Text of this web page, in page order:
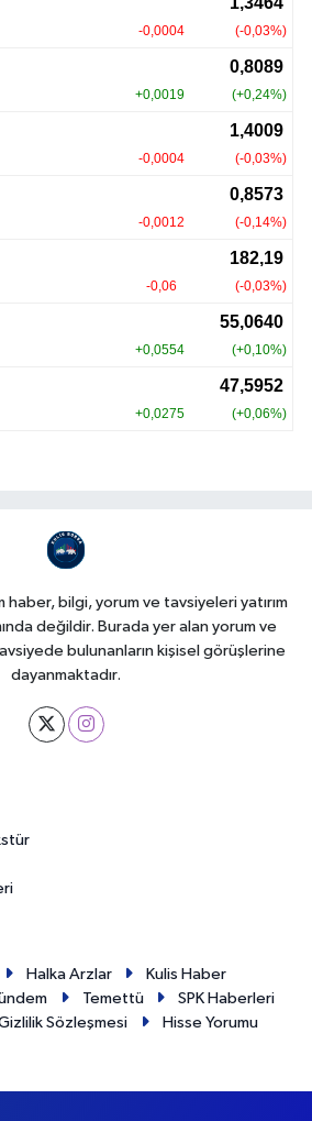
haber, bilgi, yorum ve tavsiyeleri yatırım
değildir. Burada yer alan yorum ve
bulunanların kişisel görüşlerine
dayanmaktadır.
Halka Arzlar
Kulis Haber
Temettü
SPK Haberleri
Sözleşmesi Hisse Yorumu